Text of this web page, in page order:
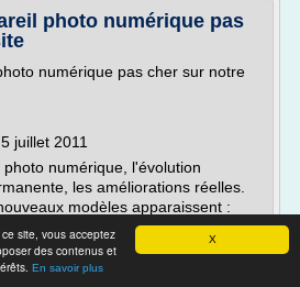
X
site, vous acceptez
des contenus et
En savoir plus
photo numérique pas
numérique pas cher sur notre
juillet 2011
numérique, l'évolution
les améliorations réelles.
modèles apparaissent :
s'y retrouver. Le plus simple, c'est
opérées par notre site pour
numérique pas cher. Avec nos